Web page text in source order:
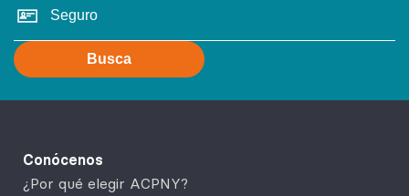
Busca
Conócenos
¿Por qué elegir ACPNY?